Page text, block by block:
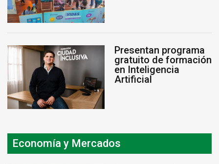
Presentan programa
gratuito de formación
en Inteligencia
Artificial
Economía y Mercados